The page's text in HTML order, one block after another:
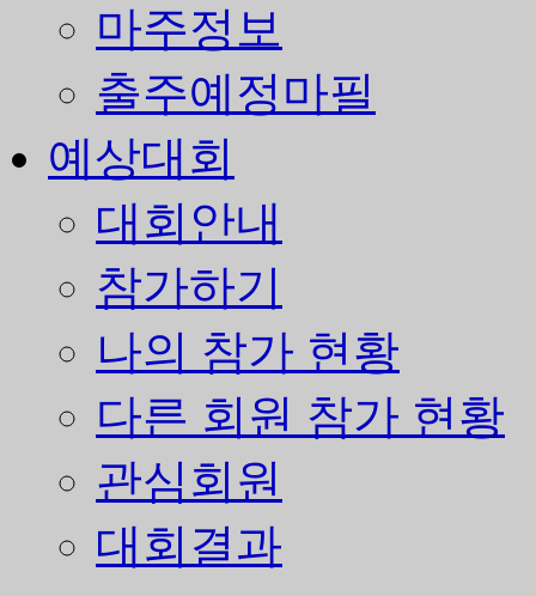
마주정보
출주예정마필
예상대회
대회안내
참가하기
나의 참가 현황
다른 회원 참가 현황
관심회원
대회결과